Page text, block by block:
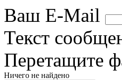
Ваш E-Mail
Текст
Перетащите
Ничего не найдено